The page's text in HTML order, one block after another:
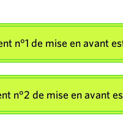
n°1 de mise en avant
n°2 de mise en avant